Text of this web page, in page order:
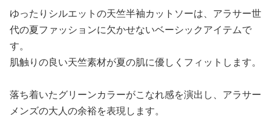
ゆったりシルエットの天竺半袖カットソーは、アラサー世
代の夏ファッションに欠かせないベーシックアイテムで
す。
肌触りの良い天竺素材が夏の肌に優しくフィットします。
落ち着いたグリーンカラーがこなれ感を演出し、アラサー
メンズの大人の余裕を表現します。